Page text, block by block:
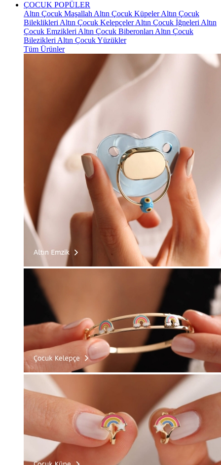
ÇOCUK POPÜLER
Altın Çocuk Maşallah Altın Çocuk KüpelerAltın Çocuk
Bileklikleri Altın Çocuk KelepçelerAltın Çocuk İğneleri Altın
Çocuk Emzikleri Altın Çocuk Biberonları Altın Çocuk
Bilezikleri Altın Çocuk Yüzükler
Tüm Ürünler